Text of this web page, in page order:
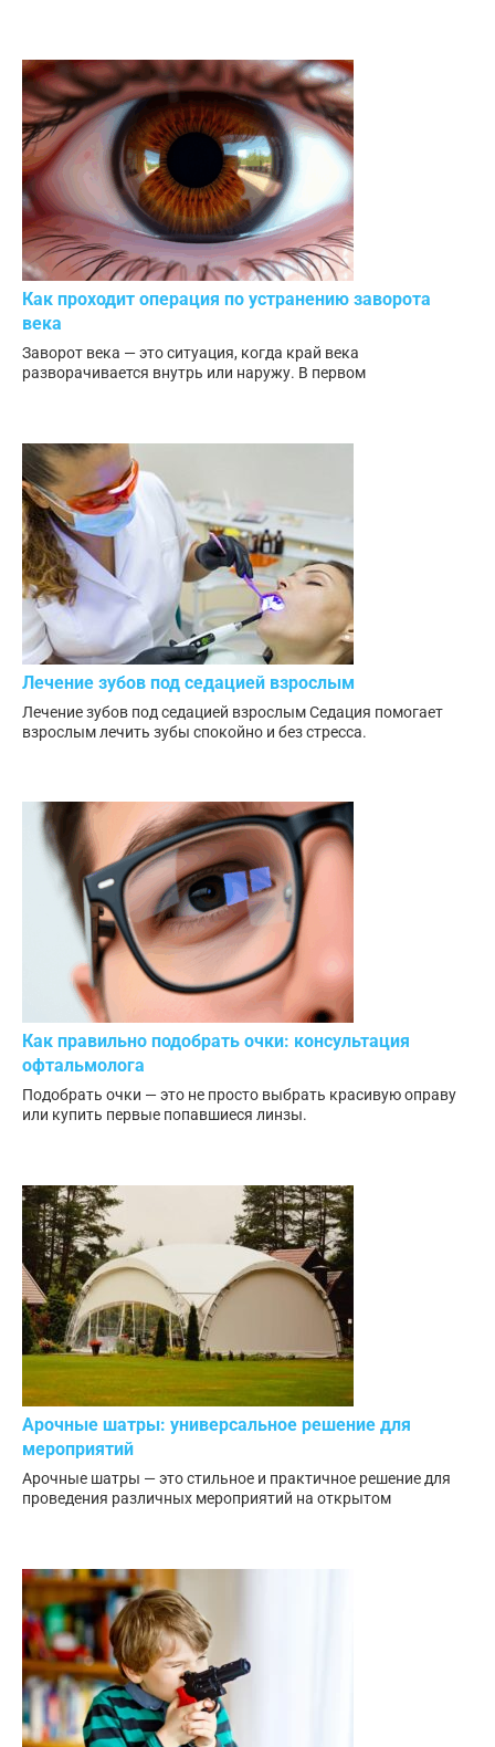
Как проходит операция по устранению заворота
века
Заворот века — это ситуация, когда край века
разворачивается внутрь или наружу. В первом
Лечение зубов под седацией взрослым
Лечение зубов под седацией взрослым Седация помогает
взрослым лечить зубы спокойно и без стресса.
Как правильно подобрать очки: консультация
офтальмолога
Подобрать очки — это не просто выбрать красивую оправу
или купить первые попавшиеся линзы.
Арочные шатры: универсальное решение для
мероприятий
Арочные шатры — это стильное и практичное решение для
проведения различных мероприятий на открытом